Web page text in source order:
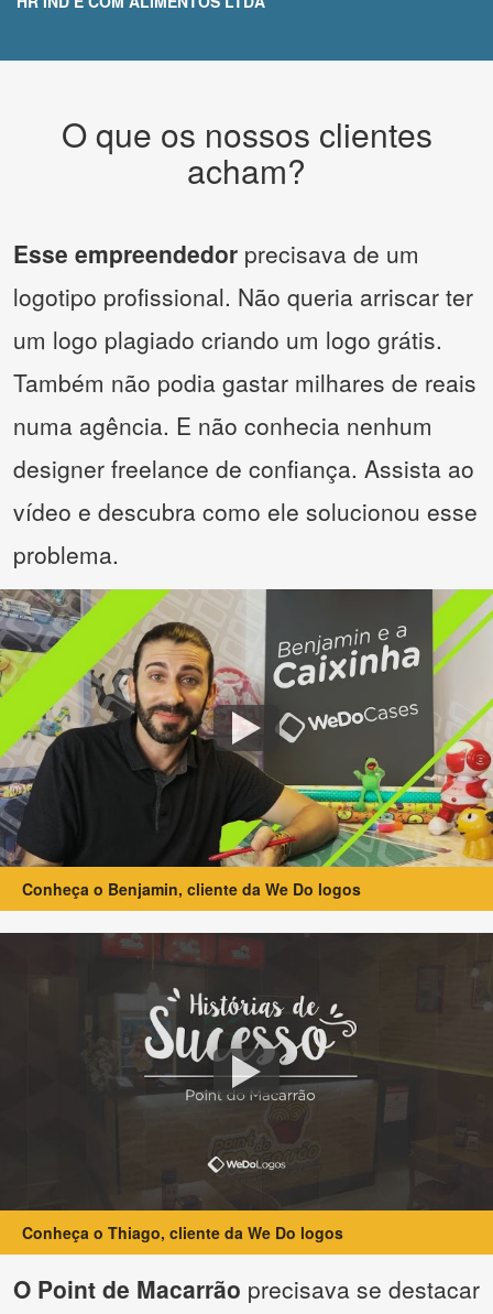
O que os nossos clientes
acham?
Esse empreendedor precisava de um
logotipo profissional. Não queria arriscar ter
um logo plagiado criando um logo grátis.
Também não podia gastar milhares de reais
numa agência. E não conhecia nenhum
designer freelance de confiança. Assista ao
vídeo e descubra como ele solucionou esse
problema.
Conheça o Benjamin, cliente da We Do logos
Conheça o Thiago, cliente da We Do logos
O Point de Macarrão precisava se destacar